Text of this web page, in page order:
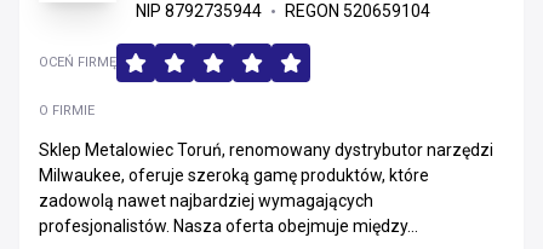
NIP 8792735944
REGON 520659104
O FIRMIE
Sklep Metalowiec Toruń, renomowany dystrybutor narzędzi
Milwaukee, oferuje szeroką gamę produktów, które
zadowolą nawet najbardziej wymagających
profesjonalistów. Nasza oferta obejmuje między...
OCEŃ FIRMĘ